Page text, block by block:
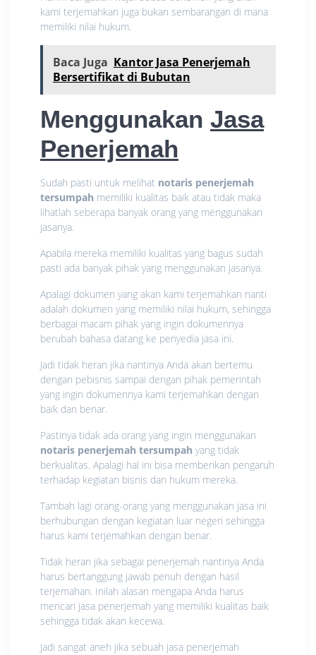
kami terjemahkan juga bukan sembarangan di mana
memiliki nilai hukum.
Baca Juga Kantor Jasa Penerjemah
Bersertifikat di Bubutan
Menggunakan Jasa
Penerjemah
Sudah pasti untuk melihat notaris penerjemah
tersumpah memiliki kualitas baik atau tidak maka
lihatlah seberapa banyak orang yang menggunakan
jasanya.
Apabila mereka memiliki kualitas yang bagus sudah
pasti ada banyak pihak yang menggunakan jasanya.
Apalagi dokumen yang akan kami terjemahkan nanti
adalah dokumen yang memiliki nilai hukum, sehingga
berbagai macam pihak yang ingin dokumennya
berubah bahasa datang ke penyedia jasa ini.
Jadi tidak heran jika nantinya Anda akan bertemu
dengan pebisnis sampai dengan pihak pemerintah
yang ingin dokumennya kami terjemahkan dengan
baik dan benar.
Pastinya tidak ada orang yang ingin menggunakan
notaris penerjemah tersumpah yang tidak
berkualitas. Apalagi hal ini bisa memberikan pengaruh
terhadap kegiatan bisnis dan hukum mereka.
Tambah lagi orang-orang yang menggunakan jasa ini
berhubungan dengan kegiatan luar negeri sehingga
harus kami terjemahkan dengan benar.
Tidak heran jika sebagai penerjemah nantinya Anda
harus bertanggung jawab penuh dengan hasil
terjemahan. Inilah alasan mengapa Anda harus
mencari jasa penerjemah yang memiliki kualitas baik
sehingga tidak akan kecewa.
Jadi sangat aneh jika sebuah jasa penerjemah